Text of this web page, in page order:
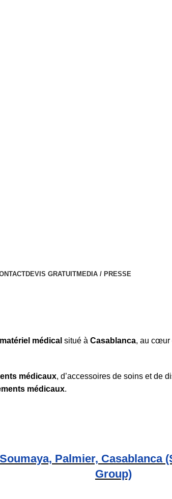
DEVIS GRATUITMEDIA / PRESSE
médical situé à Casablanca, au cœur
médicaux, d’accessoires de soins et de
médicaux.
Palmier,
Group)